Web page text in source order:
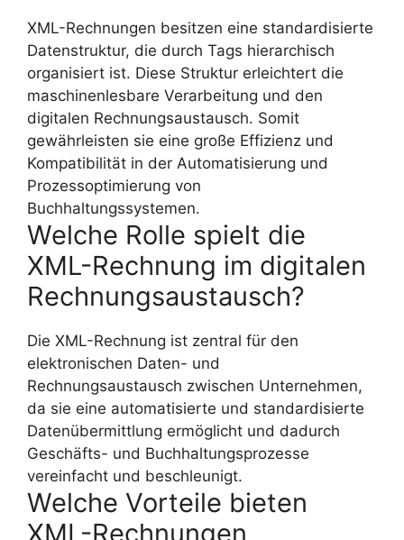
XML-Rechnungen besitzen eine standardisierte
Datenstruktur, die durch Tags hierarchisch
organisiert ist. Diese Struktur erleichtert die
maschinenlesbare Verarbeitung und den
digitalen Rechnungsaustausch. Somit
gewährleisten sie eine große Effizienz und
Kompatibilität in der Automatisierung und
Prozessoptimierung von
Buchhaltungssystemen.
Welche Rolle spielt die
XML-Rechnung im digitalen
Rechnungsaustausch?
Die XML-Rechnung ist zentral für den
elektronischen Daten- und
Rechnungsaustausch zwischen Unternehmen,
da sie eine automatisierte und standardisierte
Datenübermittlung ermöglicht und dadurch
Geschäfts- und Buchhaltungsprozesse
vereinfacht und beschleunigt.
Welche Vorteile bieten
XML-Rechnungen